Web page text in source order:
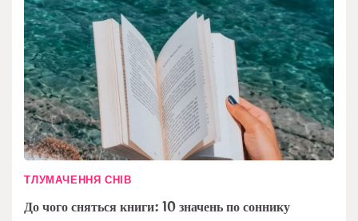
ТЛУМАЧЕННЯ СНІВ
До чого сняться книги: 10 значень по соннику